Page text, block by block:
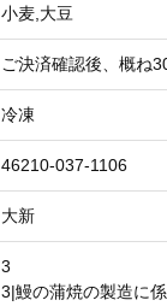
小麦,大豆
ご決済確認後、概ね
冷凍
46210-037-1106
大新
3
3|鰻の蒲焼の製造に